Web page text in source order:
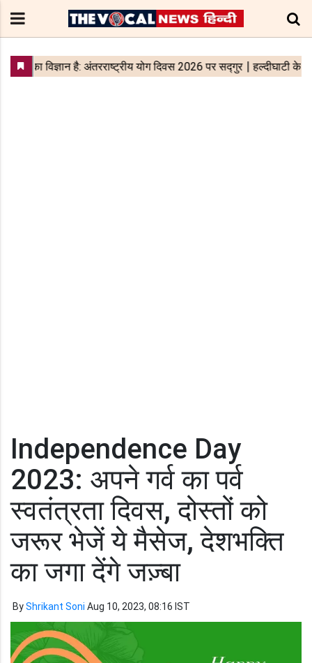
Independence Day
2023: अपने गर्व का पर्व
स्वतंत्रता दिवस, दोस्तों को
जरूर भेजें ये मैसेज, देशभक्ति
का जगा देंगे जज़्बा
ByShrikant Soni Aug 10, 2023, 08:16 IST